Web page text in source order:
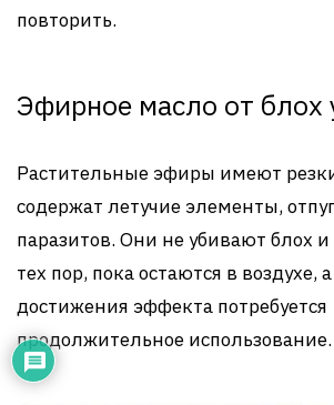
повторить.
Эфирное масло от блох
Растительные эфиры имеют
содержат летучие элементы,
паразитов. Они не убивают блох
тех пор, пока остаются в воздухе,
достижения эффекта потребуется
продолжительное использование.